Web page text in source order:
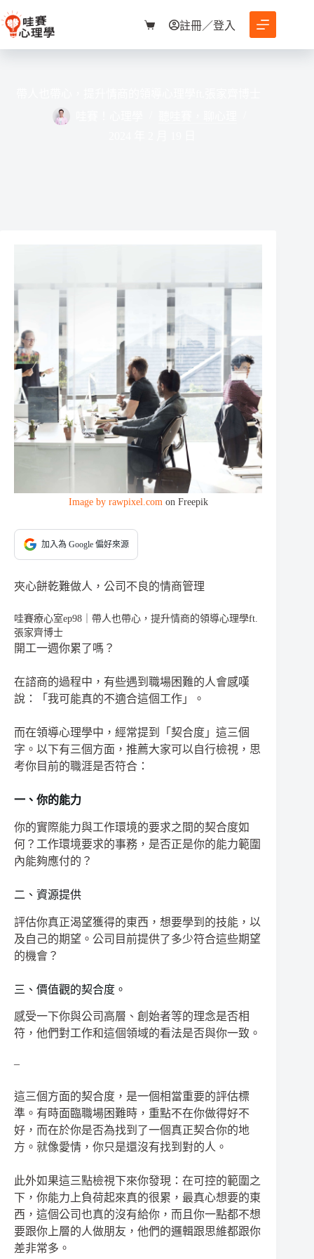
至
購
物
註冊／登入
Image by rawpixel.comon Freepik
加入為 Google 偏好來源
夾心餅乾難做人，公司不良的情商管理
哇賽療心室ep98｜帶人也帶心，提升情商的領導心理學ft.
張家齊博士
開工一週你累了嗎？
在諮商的過程中，有些遇到職場困難的人會感嘆
說：「我可能真的不適合這個工作」。
而在領導心理學中，經常提到「契合度」這三個
字。以下有三個方面，推薦大家可以自行檢視，思
考你目前的職涯是否符合：
一、你的能力
你的實際能力與工作環境的要求之間的契合度如
何？工作環境要求的事務，是否正是你的能力範圍
內能夠應付的？
二、資源提供
評估你真正渴望獲得的東西，想要學到的技能，以
及自己的期望。公司目前提供了多少符合這些期望
的機會？
三、價值觀的契合度。
感受一下你與公司高層、創始者等的理念是否相
符，他們對工作和這個領域的看法是否與你一致。
–
這三個方面的契合度，是一個相當重要的評估標
準。有時面臨職場困難時，重點不在你做得好不
好，而在於你是否為找到了一個真正契合你的地
方。就像愛情，你只是還沒有找到對的人。
此外如果這三點檢視下來你發現：在可控的範圍之
下，你能力上負荷起來真的很累，最真心想要的東
西，這個公司也真的沒有給你，而且你一點都不想
要跟你上層的人做朋友，他們的邏輯跟思維都跟你
差非常多。